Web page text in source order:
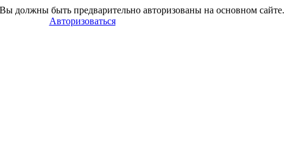
должны быть предварительно авторизованы на основном сайте.
Авторизоваться